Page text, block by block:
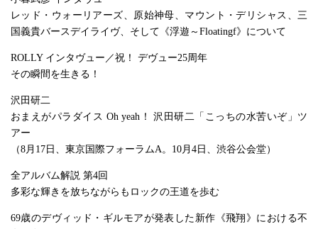
レッド・ウォーリアーズ、原始神母、マウント・デリシャス、三
国義貴バースデイライヴ、そして《浮遊～Floatingf》について
ROLLY インタヴュー／祝！ デヴュー25周年
その瞬間を生きる！
沢田研二
おまえがパラダイス Oh yeah！ 沢田研二「こっちの水苦いぞ」ツ
アー
（8月17日、東京国際フォーラムA。10月4日、渋谷公会堂）
全アルバム解説 第4回
多彩な輝きを放ちながらもロックの王道を歩む
69歳のデヴィッド・ギルモアが発表した新作《飛翔》における不